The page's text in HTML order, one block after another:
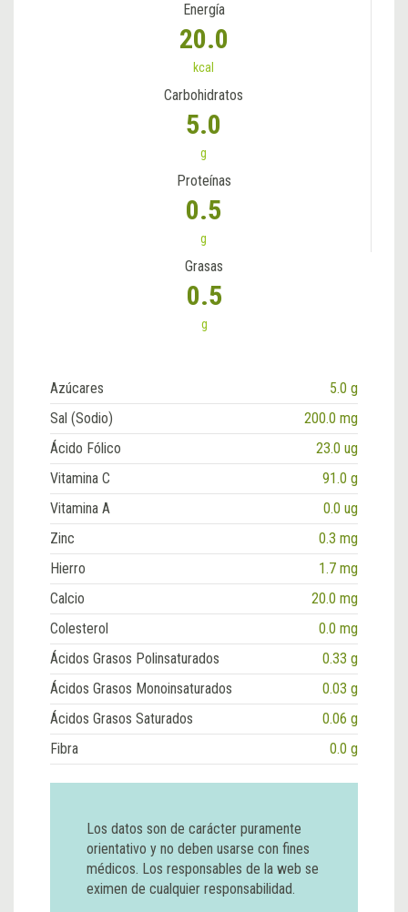
Energía
20.0
kcal
Carbohidratos
5.0
g
Proteínas
0.5
g
Grasas
0.5
g
Azúcares
5.0 g
Sal (Sodio)
200.0 mg
Ácido Fólico
23.0 ug
Vitamina C
91.0 g
Vitamina A
0.0 ug
Zinc
0.3 mg
Hierro
1.7 mg
Calcio
20.0 mg
Colesterol
0.0 mg
Ácidos Grasos Polinsaturados
0.33 g
Ácidos Grasos Monoinsaturados
0.03 g
Ácidos Grasos Saturados
0.06 g
Fibra
0.0 g
Los datos son de carácter puramente
orientativo y no deben usarse con fines
médicos. Los responsables de la web se
eximen de cualquier responsabilidad.